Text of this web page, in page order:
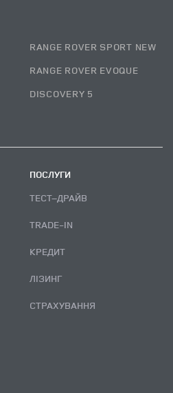
RANGE ROVER SPORT NEW
RANGE ROVER EVOQUE
DISCOVERY 5
ПОСЛУГИ
ТЕСТ–ДРАЙВ
TRADE-IN
КРЕДИТ
ЛІЗИНГ
СТРАХУВАННЯ